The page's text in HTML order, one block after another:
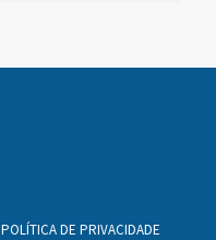
POLÍTICA DE PRIVACIDADE